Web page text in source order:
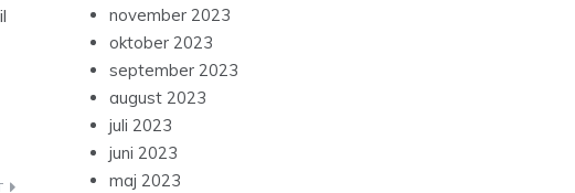
november 2023
oktober 2023
september 2023
august 2023
juli 2023
juni 2023
maj 2023